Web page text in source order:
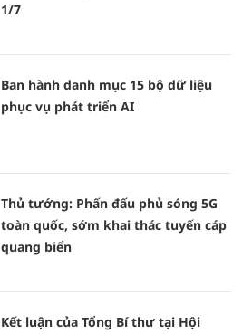
1/7
Ban hành danh mục 15 bộ dữ liệu
phục vụ phát triển AI
Thủ tướng: Phấn đấu phủ sóng 5G
toàn quốc, sớm khai thác tuyến cáp
quang biển
Kết luận của Tổng Bí thư tại Hội